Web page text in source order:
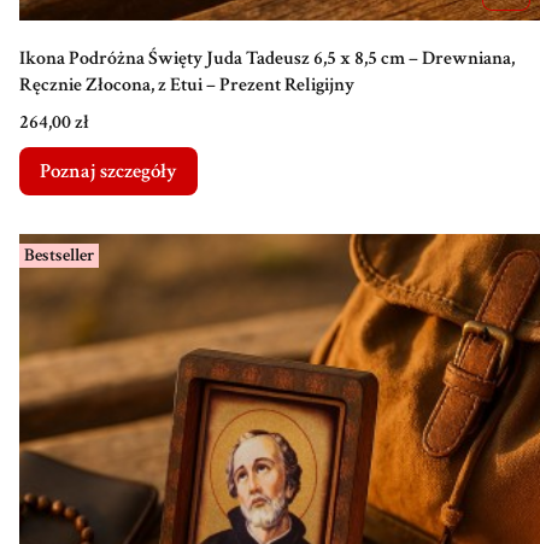
Ikona Podróżna Święty Juda Tadeusz 6,5 x 8,5 cm – Drewniana,
Ręcznie Złocona, z Etui – Prezent Religijny
Cena
264,00 zł
Poznaj szczegóły
Bestseller